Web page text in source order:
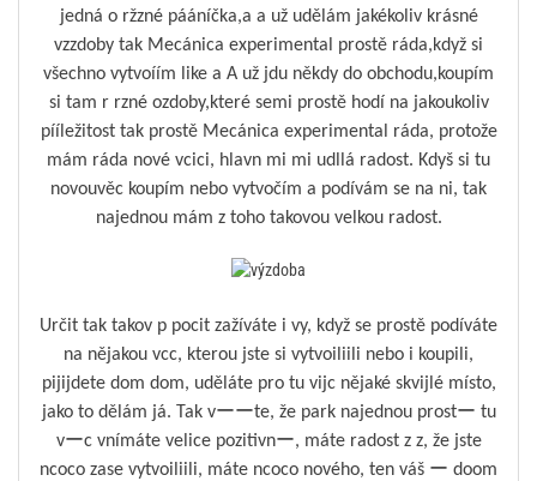
jedná o ržzné pááníčka,a a už udělám jakékoliv krásné
vzzdoby tak Mecánica experimental prostě ráda,když si
všechno vytvoíím like a A už jdu někdy do obchodu,koupím
si tam r rzné ozdoby,které semi prostě hodí na jakoukoliv
pííležitost tak prostě Mecánica experimental ráda, protože
mám ráda nové vcici, hlavn mi mi udllá radost. Kdyš si tu
novouvěc koupím nebo vytvočím a podívám se na ni, tak
najednou mám z toho takovou velkou radost.
Určit tak takov p pocit zažíváte i vy, když se prostě podíváte
na nějakou vcc, kterou jste si vytvoiliili nebo i koupili,
pijijdete dom dom, uděláte pro tu vijc nějaké skvijlé místo,
jako to dělám já. Tak vーーte, že park najednou prostー tu
vーc vnímáte velice pozitivnー, máte radost z z, že jste
ncoco zase vytvoiliili, máte ncoco nového, ten váš ー doom